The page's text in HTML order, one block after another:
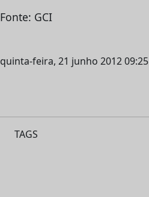
Fonte: GCI
quinta-feira, 21 junho 2012 09:25
TAGS